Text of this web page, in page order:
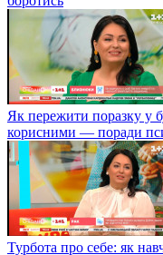
Як пережити поразку у
корисними — поради
Турбота про себе: як